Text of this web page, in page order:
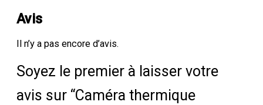
Avis
Il n’y a pas encore d’avis.
Soyez le premier à laisser votre
avis sur “Caméra thermique